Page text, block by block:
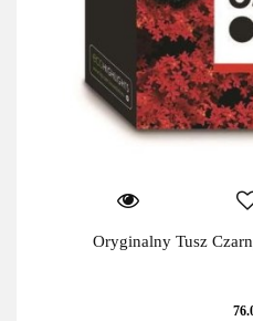
Oryginalny Tusz